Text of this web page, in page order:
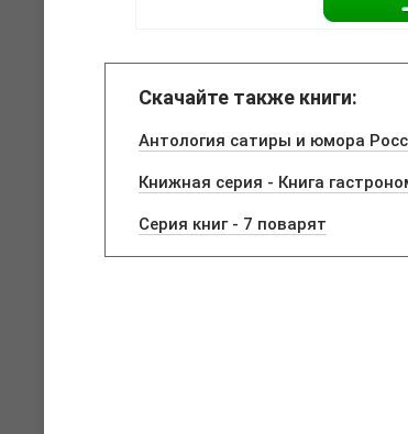
Скачайте также книги:
Антология сатиры и юмора
Книжная серия - Книга
Серия книг - 7 поварят